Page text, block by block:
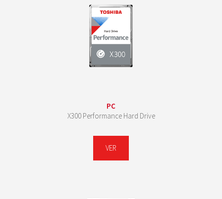
PC
X300 Performance Hard Drive
VER